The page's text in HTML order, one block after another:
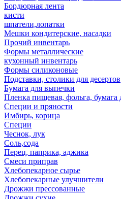
Бордюрная лента
кисти
шпатели,лопатки
Мешки кондитерские, насадки
Прочий инвентарь
Формы металлические
кухонный инвентарь
Формы силиконовые
Подставки, столики для десертов
Бумага для выпечки
Пленка пищевая, фольга, бумага
Специи и пряности
Имбирь, корица
Специи
Чеснок, лук
Соль,сода
Перец, паприка, аджика
Смеси приправ
Хлебопекарное сырье
Хлебопекарные улучшители
Дрожжи прессованные